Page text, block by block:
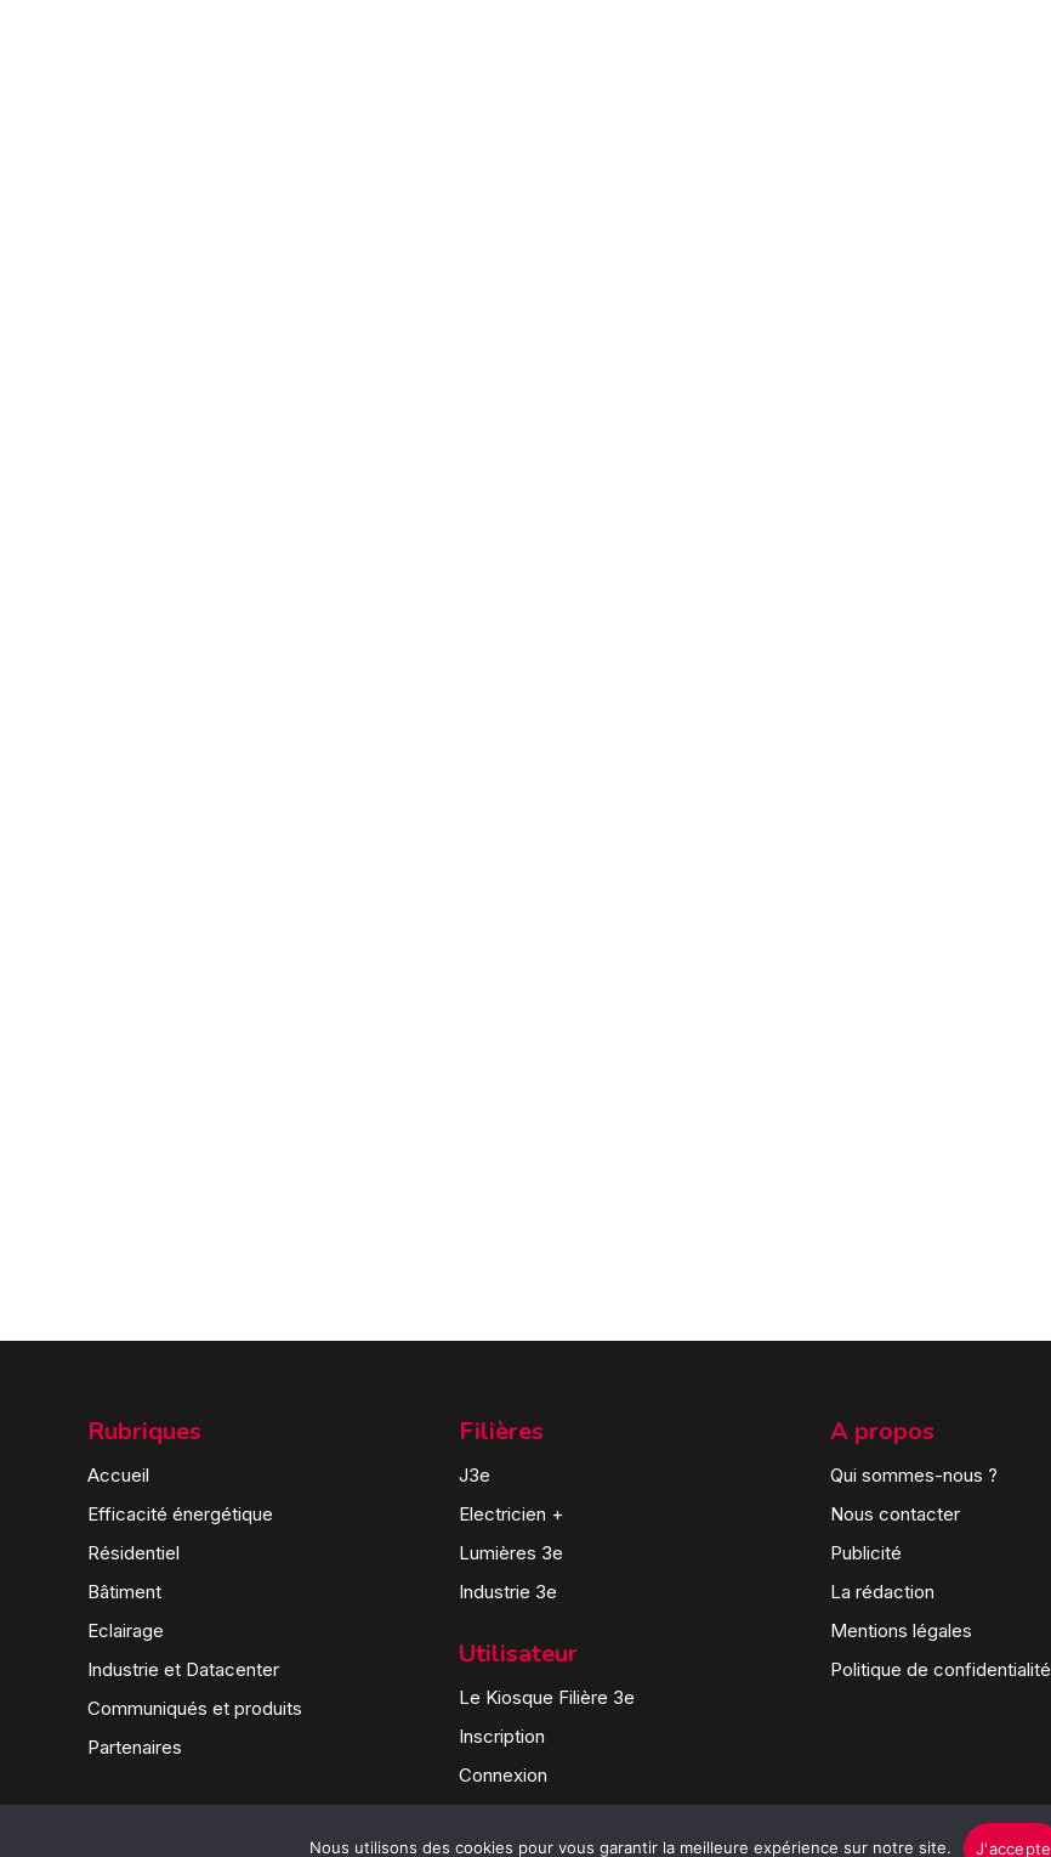
Rubriques
Accueil
Efficacité énergétique
Résidentiel
Bâtiment
Eclairage
Industrie et Datacenter
Communiqués et produits
Partenaires
Filières
J3e
Electricien +
Lumières 3e
Industrie 3e
Utilisateur
Le Kiosque Filière 3e
Inscription
Connexion
A propos
Qui sommes-nous ?
Nous contacter
Publicité
La rédaction
Mentions légales
Politique de confidentialité
Nous utilisons des cookies pour vous garantir la meilleure expérience sur notre site. J'accepte